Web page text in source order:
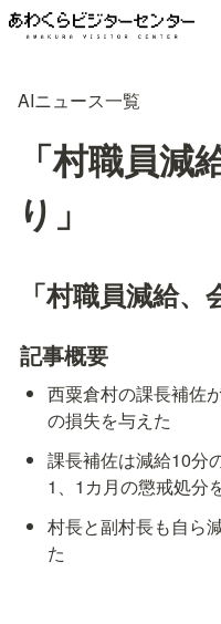
AIニュース一覧
「村職員減
り」
「村職員減給、
記事概要
西粟倉村の課長補佐
の損失を与えた
課長補佐は減給10分
1、1カ月の懲戒処分
村長と副村長も自ら
た